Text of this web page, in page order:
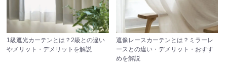
1級遮光カーテンとは？2級との違い
やメリット・デメリットを解説
遮像レースカーテンとは？ミラーレ
ースとの違い・デメリット・おすす
めを解説